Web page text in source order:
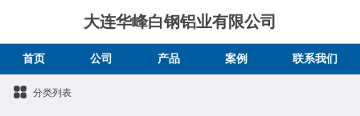
大连华峰白钢铝业有限公司
首页 公司 产品 案例 联系我们
分类列表